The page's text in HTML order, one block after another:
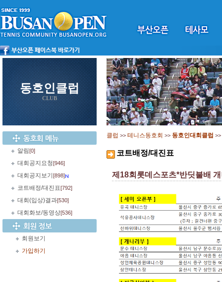
동호인클럽
CLUB
알림[0]
대회공지요청[946]
대회공지보기 [898]
코트배정/대진표[792]
대회(입상)결과[530]
대회화보/동영상[536]
회원보기
가입하기
클럽 >> 테니스동호회 >> 동호인대회클럽 >>
코트배정/대진표
제18회롯데스포츠*반딧불배